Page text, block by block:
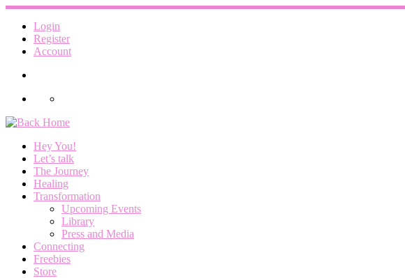
Skip
content
Login
Register
Account
Hey You!
Let’s talk
The Journey
Healing
Transformation
Upcoming Events
Library
Press and Media
Connecting
Freebies
Store